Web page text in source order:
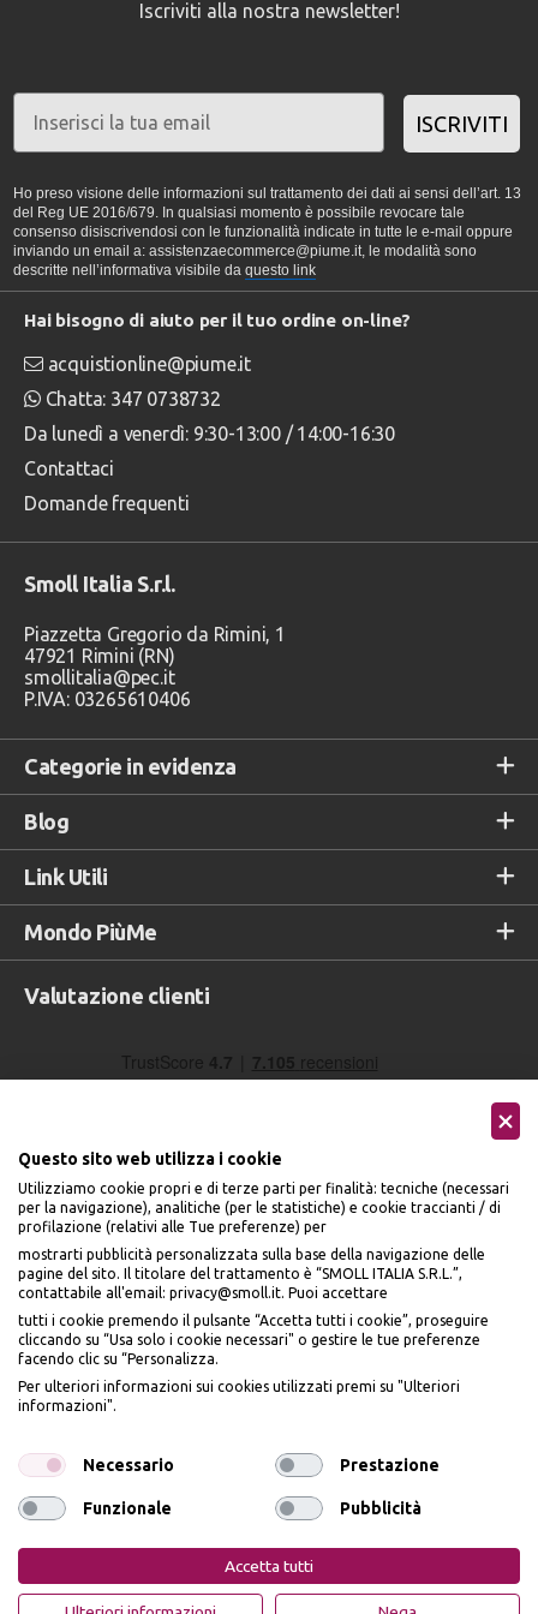
Iscriviti alla nostra newsletter!
ISCRIVITI
Ho preso visione delle informazioni sul trattamento dei dati ai sensi dell’art. 13
del Reg UE 2016/679. In qualsiasi momento è possibile revocare tale
consenso disiscrivendosi con le funzionalità indicate in tutte le e-mail oppure
inviando un email a: assistenzaecommerce@piume.it, le modalità sono
descritte nell’informativa visibile da questo link
Categorie in evidenza
Blog
Link Utili
Mondo PiùMe
Hai bisogno di aiuto per il tuo ordine on-line?
acquistionline@piume.it
Chatta: 347 0738732
Da lunedì a venerdì: 9:30-13:00 / 14:00-16:30
Contattaci
Domande frequenti
Smoll Italia S.r.l.
Piazzetta Gregorio da Rimini, 1
47921 Rimini (RN)
smollitalia@pec.it
P.IVA: 03265610406
Valutazione clienti
Accettiamo
Seguici sui social
PiùMe è un marchio di PiùMe s.r.l. con sede legale in via
Privacy Policy Cookie Policy
BENVENUTO DA
PIÙME
IL10% DI SCONTO
dell’art. 13 del Reg UE 2016/679 e presto il mio consenso a ricevere email
promozionali. In qualsiasi momento è possibile revocare il consenso
OTTIENI IL 10% DI SCONTO
Questo sito web utilizza i cookie
Utilizziamo cookie propri e di terze parti per finalità: tecniche (necessari
per la navigazione), analitiche (per le statistiche) e cookie traccianti / di
profilazione (relativi alle Tue preferenze) per
mostrarti pubblicità personalizzata sulla base della navigazione delle
pagine del sito. Il titolare del trattamento è “SMOLL ITALIA S.R.L.”,
contattabile all'email: privacy@smoll.it. Puoi accettare
tutti i cookie premendo il pulsante “Accetta tutti i cookie”, proseguire
cliccando su “Usa solo i cookie necessari" o gestire le tue preferenze
facendo clic su “Personalizza.
Per ulteriori informazioni sui cookies utilizzati premi su "Ulteriori
informazioni".
Necessario Prestazione
Funzionale Pubblicità
Accetta tutti